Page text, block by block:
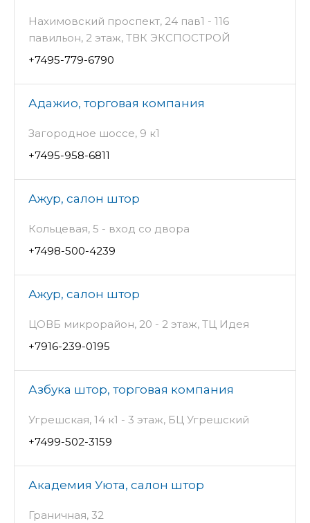
Нахимовский проспект, 24 пав1 - 116
павильон, 2 этаж, ТВК ЭКСПОСТРОЙ
+7495-779-6790
Адажио, торговая компания
Загородное шоссе, 9 к1
+7495-958-6811
Ажур, салон штор
Кольцевая, 5 - вход со двора
+7498-500-4239
Ажур, салон штор
ЦОВБ микрорайон, 20 - 2 этаж, ТЦ Идея
+7916-239-0195
Азбука штор, торговая компания
Угрешская, 14 к1 - 3 этаж, БЦ Угрешский
+7499-502-3159
Академия Уюта, салон штор
Граничная, 32